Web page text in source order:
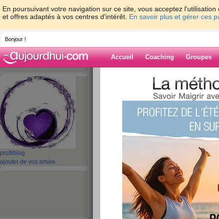
En poursuivant votre navigation sur ce site, vous acceptez
et offres adaptés à vos centres d'intérêt. En savoir plus et gérer ces
Bonjour !
Accueil Coaching Groupes
profil blog
ajouter de vos amies
>
Blog de
21 - 23 »
‹ Préc. 1 2 3 4 5
c'est le weekend ,
publié le 18/04/2014 à 16:29